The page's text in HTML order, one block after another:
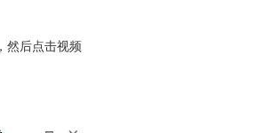
然后点击视频